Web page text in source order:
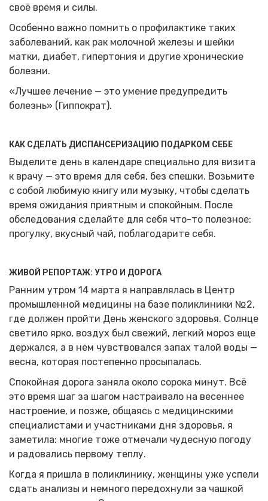
своё время и силы.
Особенно важно помнить о профилактике таких
заболеваний, как рак молочной железы и шейки
матки, диабет, гипертония и другие хронические
болезни.
«Лучшее лечение — это умение предупредить
болезнь» (Гиппократ).
КАК СДЕЛАТЬ ДИСПАНСЕРИЗАЦИЮ ПОДАРКОМ СЕБЕ
Выделите день в календаре специально для визита
к врачу — это время для себя, без спешки. Возьмите
с собой любимую книгу или музыку, чтобы сделать
время ожидания приятным и спокойным. После
обследования сделайте для себя что-то полезное:
прогулку, вкусный чай, поблагодарите себя.
ЖИВОЙ РЕПОРТАЖ: УТРО И ДОРОГА
Ранним утром 14 марта я направлялась в Центр
промышленной медицины на базе поликлиники №2,
где должен пройти День женского здоровья. Солнце
светило ярко, воздух был свежий, легкий мороз еще
держался, а в нем чувствовался запах талой воды —
весна, которая постепенно просыпалась.
Спокойная дорога заняла около сорока минут. Всё
это время шаг за шагом настраивало на весеннее
настроение, и позже, общаясь с медицинскими
специалистами и участниками дня здоровья, я
заметила: многие тоже отмечали чудесную погоду
и радовались первому теплу.
Когда я пришла в поликлинику, женщины уже успели
сдать анализы и немного передохнули за чашкой